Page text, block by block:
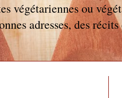
végétariennes ou
adresses, des récits